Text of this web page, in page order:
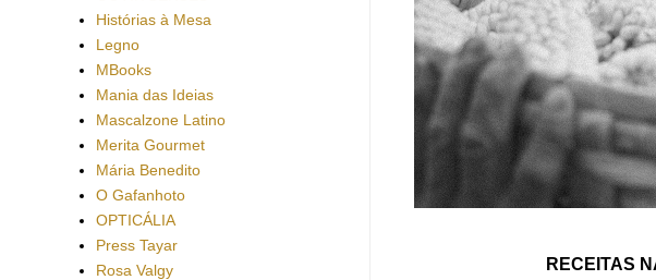
RECEITAS
Histórias à Mesa
Legno
MBooks
Mania das Ideias
Mascalzone Latino
Merita Gourmet
Mária Benedito
O Gafanhoto
OPTICÁLIA
Press Tayar
Rosa Valgy